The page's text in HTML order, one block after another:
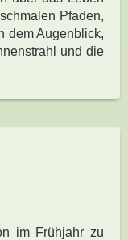
Pfaden,
dem Augenblick,
und die
im Frühjahr zu